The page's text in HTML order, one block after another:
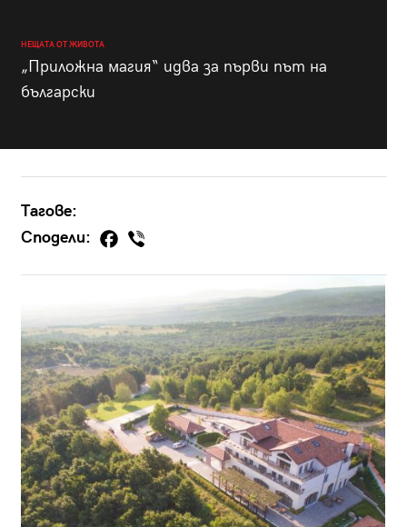
НЕЩАТА ОТ ЖИВОТА
„Приложна магия“ идва за първи път на
български
Тагове:
Сподели: